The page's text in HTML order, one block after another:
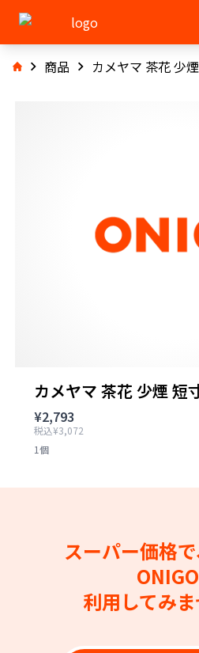
商品 カメヤマ 茶花 少
カメヤマ 茶花 少煙 短
¥2,793
税込¥3,072
1個
スーパー価格
利用してみ